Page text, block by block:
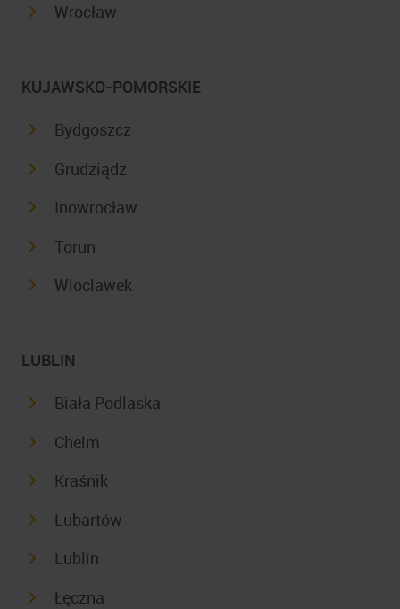
Wrocław
KUJAWSKO-POMORSKIE
Bydgoszcz
Grudziądz
Inowrocław
Torun
Wloclawek
LUBLIN
Biała Podlaska
Chelm
Kraśnik
Lubartów
Lublin
Łęczna